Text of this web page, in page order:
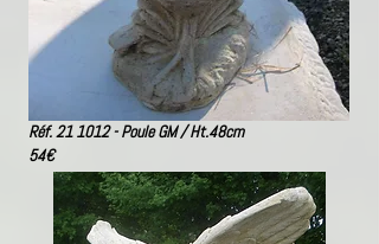
Réf. 21 1012 - Poule GM / Ht.48cm
54€